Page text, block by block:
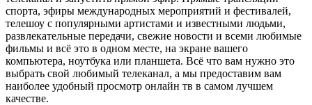
спорта, эфиры международных мероприятий и фестивалей,
телешоу с популярными артистами и известными людьми,
развлекательные передачи, свежие новости и всеми любимые
фильмы и всё это в одном месте, на экране вашего
компьютера, ноутбука или планшета. Всё что вам нужно это
выбрать свой любимый телеканал, а мы предоставим вам
наиболее удобный просмотр онлайн тв в самом лучшем
качестве.